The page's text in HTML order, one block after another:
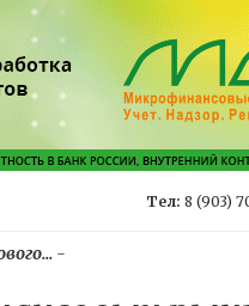
Тел: 8 (903)
-